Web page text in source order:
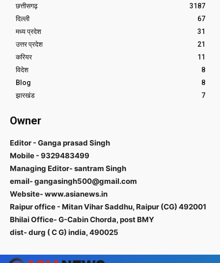
छत्तीसगढ़
3187
दिल्ली
67
मध्य प्रदेश
31
उत्तर प्रदेश
21
करियर
11
विदेश
8
Blog
8
झारखंड
7
Owner
Editor - Ganga prasad Singh
Mobile - 9329483499
Managing Editor- santram Singh
email- gangasingh500@gmail.com
Website- www.asianews.in
Raipur office - Mitan Vihar Saddhu, Raipur (CG) 492001
Bhilai Office- G-Cabin Chorda, post BMY
dist- durg ( C G) india, 490025